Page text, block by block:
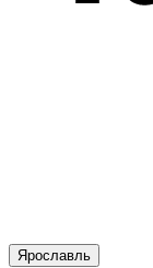
Ярославль